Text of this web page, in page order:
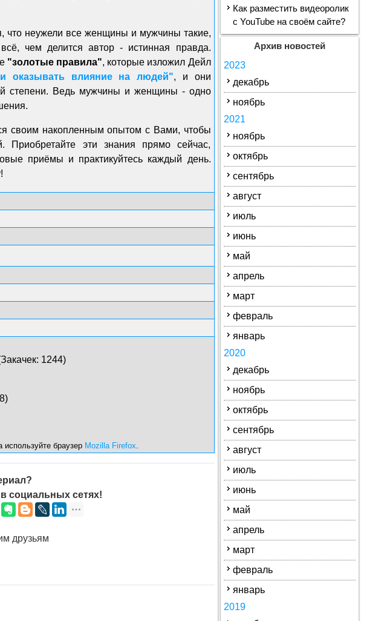
что неужели все женщины и мужчины такие,
чем делится автор - истинная правда.
"золотые правила", которые изложил Дейл
оказывать влияние на людей", и они
степени. Ведь мужчины и женщины - одно
своим накопленным опытом с Вами, чтобы
Приобретайте эти знания прямо сейчас,
приёмы и практикуйтесь каждый день.
1244)
браузер Mozilla Firefox.
социальных сетях!
друзьям
Как разместить видеоролик
с YouTube на своём сайте?
Архив новостей
2023
декабрь
ноябрь
2021
ноябрь
октябрь
сентябрь
август
июль
июнь
май
апрель
март
февраль
январь
2020
декабрь
ноябрь
октябрь
сентябрь
август
июль
июнь
май
апрель
март
февраль
январь
2019